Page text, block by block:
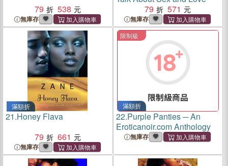
79 538
無庫存
79
571
無庫存
滿額折
21.Honey Flava
79
661
無庫存
限制級
滿額折
22.Purple Panties ─ An
Eroticanoir.com Anthology
無庫存